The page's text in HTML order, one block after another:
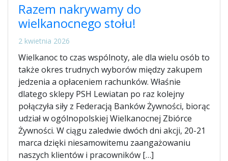
Razem nakrywamy do
wielkanocnego stołu!
2 kwietnia 2026
Wielkanoc to czas wspólnoty, ale dla wielu osób to
także okres trudnych wyborów między zakupem
jedzenia a opłaceniem rachunków. Właśnie
dlatego sklepy PSH Lewiatan po raz kolejny
połączyła siły z Federacją Banków Żywności, biorąc
udział w ogólnopolskiej Wielkanocnej Zbiórce
Żywności. W ciągu zaledwie dwóch dni akcji, 20-21
marca dzięki niesamowitemu zaangażowaniu
naszych klientów i pracowników […]